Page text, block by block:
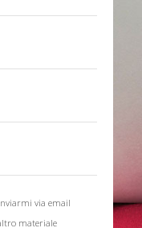
via email
materiale